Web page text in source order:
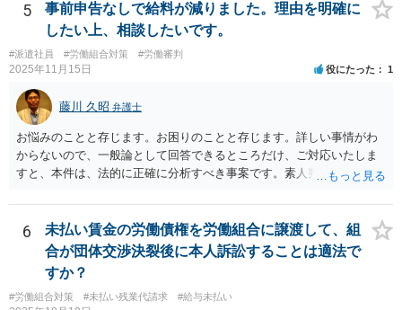
5
事前申告なしで給料が減りました。理由を明確に
したい上、相談したいです。
#派遣社員 #労働組合対策 #労働審判
2025年11月15日 役にたった 1
藤川 久昭 弁護士
お悩みのことと存じます。お困りのことと存じます。詳しい事情がわ
からないので、一般論として回答できるところだけ、ご対応いたしま
すと、本件は、法的に正確に分析すべき事案です。素人判断は大いに
しい案件です。労働組合への相談も有効です。就業規則の変更では変
更できない労働条件の場合（労働契約法１０条但書）は、労働者の同
意が必要です。この場合、真の同意がいるとされる場合も十分にあり
ます。就業規則の不利益変更問題であれば労働契約法１０条本文に基
づいて判断されます。周知性と合理性の要件の有無が問題となりま
す。合理性は必要性、不利益性、相当性、その他の要素から判断され
6
未払い賃金の労働債権を労働組合に譲渡して、組
合が団体交渉決裂後に本人訴訟することは適法で
すか？
#労働組合対策 #未払い残業代請求 #給与未払い